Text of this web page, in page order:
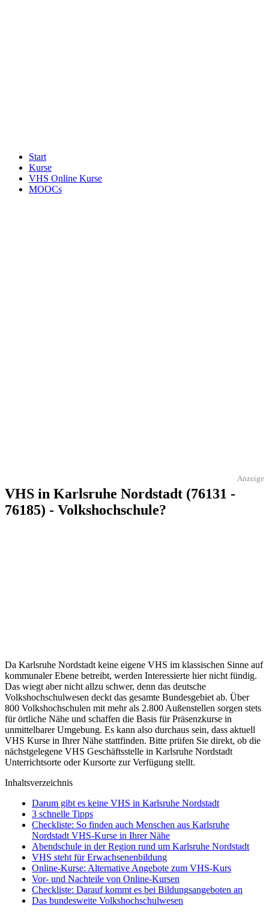
Start
Kurse
VHS Online Kurse
MOOCs
Anzeige
VHS in Karlsruhe Nordstadt (76131 -
76185) - Volkshochschule?
Da Karlsruhe Nordstadt keine eigene VHS im klassischen Sinne auf
kommunaler Ebene betreibt, werden Interessierte hier nicht fündig.
Das wiegt aber nicht allzu schwer, denn das deutsche
Volkshochschulwesen deckt das gesamte Bundesgebiet ab. Über
800 Volkshochschulen mit mehr als 2.800 Außenstellen sorgen stets
für örtliche Nähe und schaffen die Basis für Präsenzkurse in
unmittelbarer Umgebung. Es kann also durchaus sein, dass aktuell
VHS Kurse in Ihrer Nähe stattfinden. Bitte prüfen Sie direkt, ob die
nächstgelegene VHS Geschäftsstelle in Karlsruhe Nordstadt
Unterrichtsorte oder Kursorte zur Verfügung stellt.
Inhaltsverzeichnis
Darum gibt es keine VHS in Karlsruhe Nordstadt
3 schnelle Tipps
Checkliste: So finden auch Menschen aus Karlsruhe
Nordstadt VHS-Kurse in Ihrer Nähe
Abendschule in der Region rund um Karlsruhe Nordstadt
VHS steht für Erwachsenenbildung
Online-Kurse: Alternative Angebote zum VHS-Kurs
Vor- und Nachteile von Online-Kursen
Checkliste: Darauf kommt es bei Bildungsangeboten an
Das bundesweite Volkshochschulwesen